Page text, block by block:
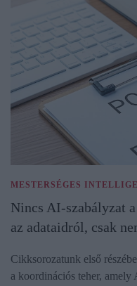
MESTERSÉGES
Nincs AI-szabályzat
az adataidról, csak
Cikksorozatunk első
a koordinációs teher,